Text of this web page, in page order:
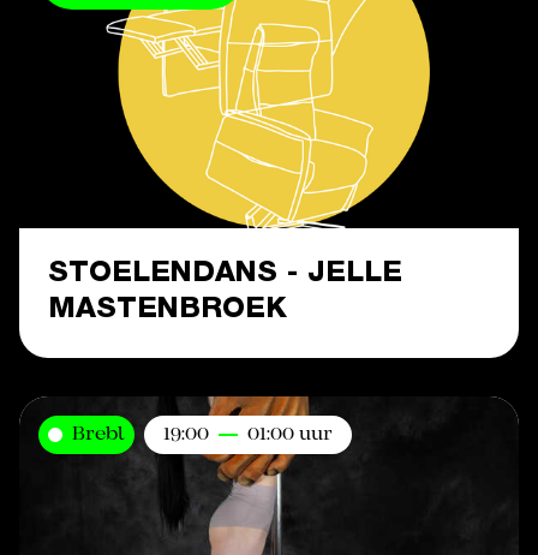
STOELENDANS - JELLE
MASTENBROEK
Brebl 19:00 01:00 uur